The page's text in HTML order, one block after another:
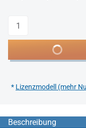
Anzahl
In den
* Lizenzmodell (mehr
Beschreibung